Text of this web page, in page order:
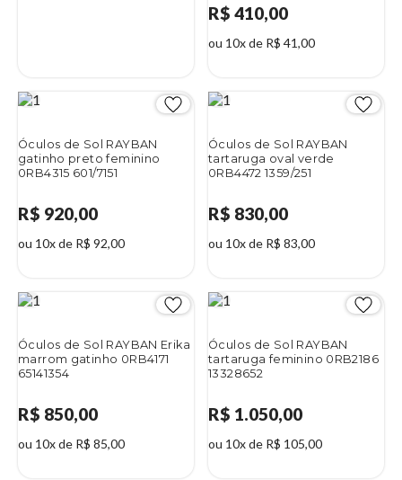
R$ 410,00
ou 10x de R$ 41,00
Óculos de Sol RAYBAN
gatinho preto feminino
0RB4315 601/7151
R$ 920,00
ou 10x de R$ 92,00
Óculos de Sol RAYBAN
tartaruga oval verde
0RB4472 1359/251
R$ 830,00
ou 10x de R$ 83,00
Óculos de Sol RAYBAN Erika
marrom gatinho 0RB4171
65141354
R$ 850,00
ou 10x de R$ 85,00
Óculos de Sol RAYBAN
tartaruga feminino 0RB2186
13328652
R$ 1.050,00
ou 10x de R$ 105,00